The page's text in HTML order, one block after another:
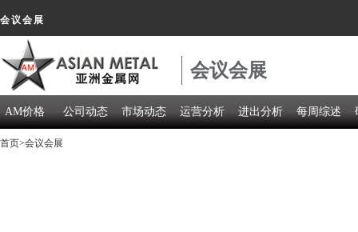
会议会展
会议会展
AM价格 公司动态 市场动态 运营分析 进出分析 每周综述
首页>会议会展